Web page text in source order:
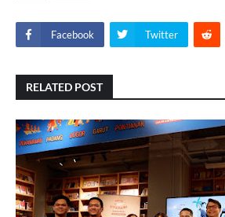
Facebook Twitter
RELATED POST